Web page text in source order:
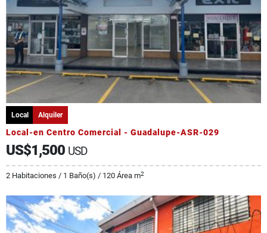
Local Alquiler
Local-en Centro Comercial - Guadalupe-ASR-029
US$1,500 USD
2 Habitaciones / 1 Baño(s) / 120 Área m2